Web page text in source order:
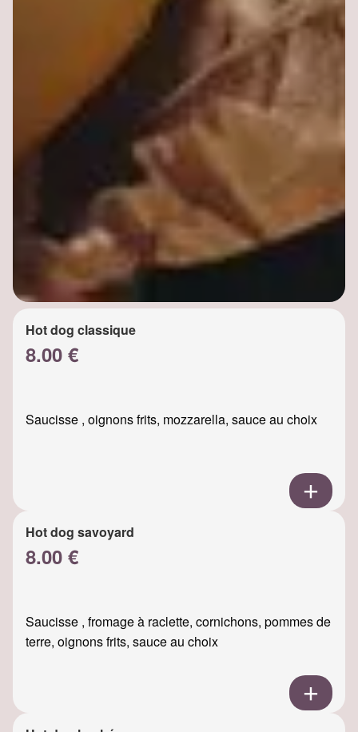
Hot dog classique
8.00 €
Saucisse , oignons frits, mozzarella, sauce au choix
Hot dog savoyard
8.00 €
Saucisse , fromage à raclette, cornichons, pommes de
terre, oignons frits, sauce au choix